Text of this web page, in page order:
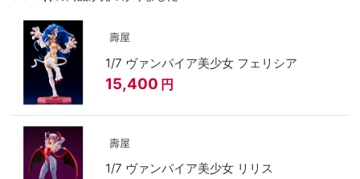
壽屋
1/7 ヴァンパイア美少女 フェリシア
15,400 円
壽屋
1/7 ヴァンパイア美少女 リリス